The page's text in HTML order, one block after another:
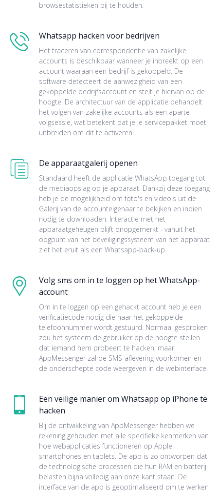
browsestatistieken bij te houden.
Whatsapp hacken voor bedrijven
Het traceren van correspondentie van zakelijke
accounts is beschikbaar wanneer je inbreekt op een
account waaraan een bedrijf is gekoppeld. De
software detecteert de aanwezigheid van een
gekoppelde bedrijfsaccount en stelt je hiervan op de
hoogte. De architectuur van de applicatie behandelt
het volgen van zakelijke accounts als een aparte
volgsessie, wat betekent dat je je servicepakket moet
uitbreiden om dit te activeren.
De apparaatgalerij openen
Standaard heeft de applicatie WhatsApp toegang tot
de mediaopslag op je apparaat. Dankzij deze toegang
heb je de mogelijkheid om foto's en video's uit de
Galerij van de accounteigenaar te bekijken en indien
nodig te downloaden. Interactie met het
apparaatgeheugen blijft onopgemerkt - vanuit het
oogpunt van het beveiligingssysteem van het apparaat
ziet het eruit als een Whatsapp-back-up.
Volg sms om in te loggen op het WhatsApp-
account
Om in te loggen op een gehackt account heb je een
verificatiecode nodig die naar het gekoppelde
telefoonnummer wordt gestuurd. Normaal gesproken
zou het systeem de gebruiker op de hoogte stellen
dat iemand hem probeert te hacken, maar
AppMessenger zal de SMS-aflevering voorkomen en
de onderschepte code weergeven in de webinterface.
Een veilige manier om Whatsapp op iPhone te
hacken
Bij de ontwikkeling van AppMessenger hebben we
rekening gehouden met alle specifieke kenmerken van
hoe webapplicaties functioneren op Apple
smartphones en tablets. De app is zo ontworpen dat
de technologische processen die hun RAM en batterij
belasten bijna volledig aan onze kant staan. De
interface van de app is geoptimaliseerd om te werken